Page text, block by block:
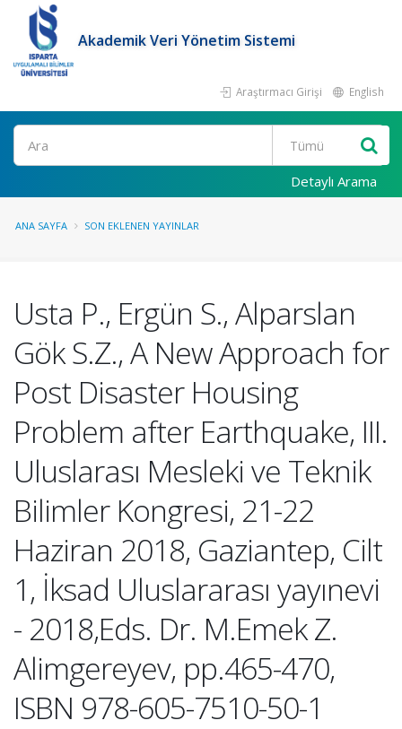
Akademik Veri Yönetim Sistemi
Araştırmacı Girişi English
Ara
Detaylı Arama
ANA SAYFA SON EKLENEN YAYINLAR
Usta P., Ergün S., Alparslan
Gök S.Z., A New Approach for
Post Disaster Housing
Problem after Earthquake, III.
Uluslarası Mesleki ve Teknik
Bilimler Kongresi, 21-22
Haziran 2018, Gaziantep, Cilt
1, İksad Uluslararası yayınevi
- 2018,Eds. Dr. M.Emek Z.
Alimgereyev, pp.465-470,
ISBN 978-605-7510-50-1